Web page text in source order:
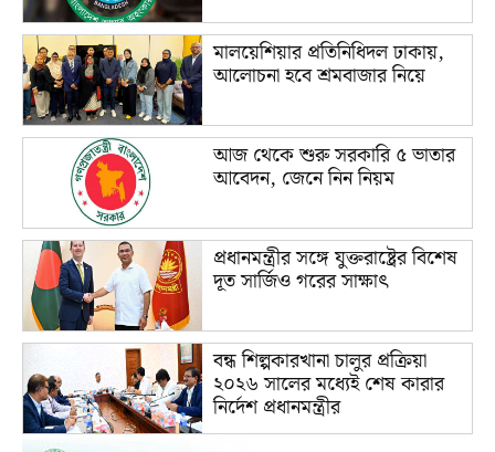
মালয়েশিয়ার প্রতিনিধিদল ঢাকায়,
আলোচনা হবে শ্রমবাজার নিয়ে
আজ থেকে শুরু সরকারি ৫ ভাতার
আবেদন, জেনে নিন নিয়ম
প্রধানমন্ত্রীর সঙ্গে যুক্তরাষ্ট্রের বিশেষ
দূত সার্জিও গরের সাক্ষাৎ
বন্ধ শিল্পকারখানা চালুর প্রক্রিয়া
২০২৬ সালের মধ্যেই শেষ কারার
নির্দেশ প্রধানমন্ত্রীর